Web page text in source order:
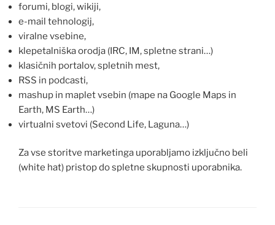
forumi, blogi, wikiji,
e-mail tehnologij,
viralne vsebine,
klepetalniška orodja (IRC, IM, spletne strani…)
klasičnih portalov, spletnih mest,
RSS in podcasti,
mashup in maplet vsebin (mape na Google Maps in
Earth, MS Earth…)
virtualni svetovi (Second Life, Laguna…)
Za vse storitve marketinga uporabljamo izključno beli
(white hat) pristop do spletne skupnosti uporabnika.